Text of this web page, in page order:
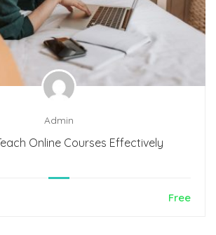
Admin
Online Courses Effectively
Free